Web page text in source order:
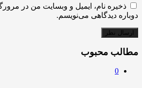
ذخیره نام، ایمیل و وبسایت من در
دوباره دیدگاهی می‌نویسم.
مطالب محبوب
0